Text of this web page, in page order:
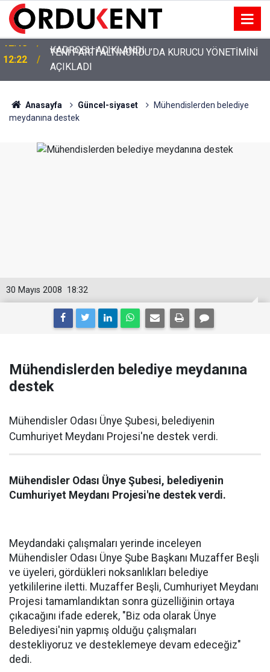
12:22
YENİ PARTİ ALTINORDU’DA KURUCU YÖNETİMİNİ
AÇIKLADI
Anasayfa Güncel-siyaset
Mühendislerden belediye
meydanına destek
18:32
30 Mayıs 2008
Mühendislerden belediye meydanına
destek
Mühendisler Odası Ünye Şubesi, belediyenin
Cumhuriyet Meydanı Projesi'ne destek verdi.
Mühendisler Odası Ünye Şubesi, belediyenin
Cumhuriyet Meydanı Projesi'ne destek verdi.
Meydandaki çalışmaları yerinde inceleyen
Mühendisler Odası Ünye Şube Başkanı Muzaffer Beşli
ve üyeleri, gördükleri noksanlıkları belediye
yetkililerine iletti. Muzaffer Beşli, Cumhuriyet Meydanı
Projesi tamamlandıktan sonra güzelliğinin ortaya
çıkacağını ifade ederek, "Biz oda olarak Ünye
Belediyesi'nin yapmış olduğu çalışmaları
destekliyoruz ve desteklemeye devam edeceğiz"
dedi.